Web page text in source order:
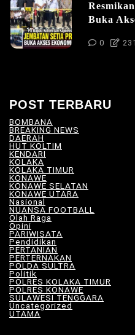
Buka
0
POST TERBARU
BOMBANA
BREAKING NEWS
DAERAH
HUT KOLTIM
KENDARI
KOLAKA
KOLAKA TIMUR
KONAWE
KONAWE SELATAN
KONAWE UTARA
Nasional
NUANSA FOOTBALL
Olah Raga
Opini (6)
PARIWISATA
Pendidikan
PERTANIAN
PERTERNAKAN
POLDA SULTRA
Politik
POLRES KOLAKA TIMUR
POLRES KONAWE
SULAWESI TENGGARA
Uncategorized
UTAMA(182)